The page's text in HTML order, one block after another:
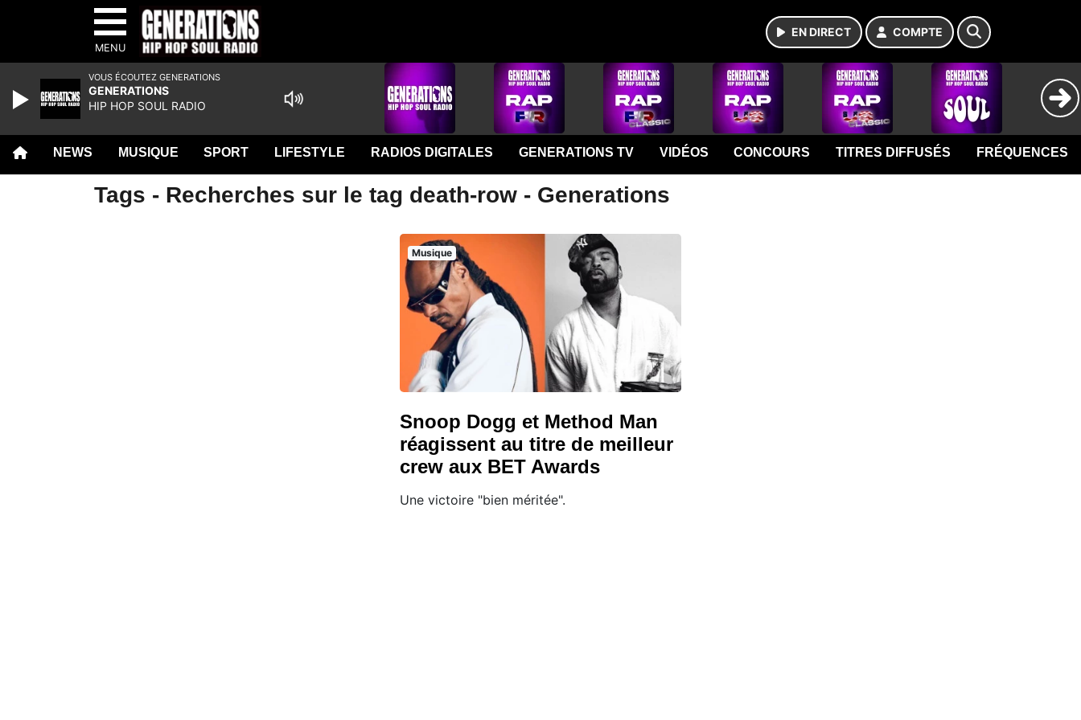
MENU
EN DIRECT COMPTE
NEWS MUSIQUE SPORT LIFESTYLE RADIOS DIGITALES GENERATIONS TV VIDÉOS CONCOURS TITRES DIFFUSÉS FRÉQUENCES
Tags - Recherches sur le tag death-row - Generations
Musique
Snoop Dogg et Method Man
réagissent au titre de meilleur
crew aux BET Awards
Une victoire "bien méritée".
VOUS ÉCOUTEZ GENERATIONS
GENERATIONS
HIP HOP SOUL RADIO